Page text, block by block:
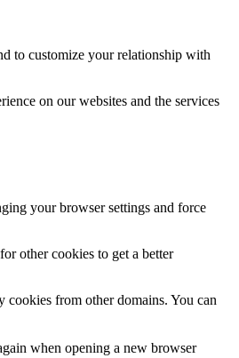
to customize your relationship with
on our websites and the services
your browser settings and force
other cookies to get a better
from other domains. You can
when opening a new browser